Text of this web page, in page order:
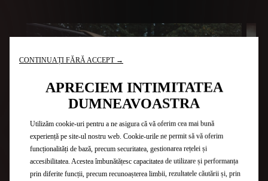
CONTINUAȚI FĂRĂ ACCEPT →
APRECIEM INTIMITATEA
DUMNEAVOASTRA
Utilizăm cookie-uri pentru a ne asigura că vă oferim cea mai bună
experiență pe site-ul nostru web. Cookie-urile ne permit să vă oferim
funcționalități de bază, precum securitatea, gestionarea rețelei și
accesibilitatea. Acestea îmbunătățesc capacitatea de utilizare și performanța
prin diferite funcții, precum recunoașterea limbii, rezultatele căutării și, prin